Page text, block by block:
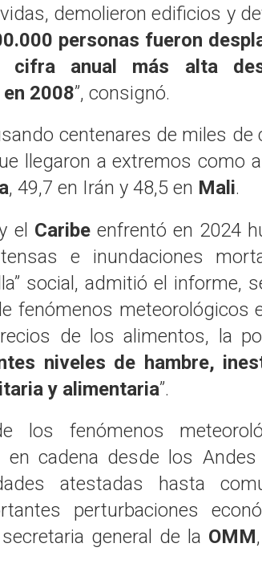
demolieron edificios y
personas fueron
cifra anual más alta
2008”, consignó.
centenares de miles de
llegaron a extremos como
, 49,7 en Irán y 48,5 en Mali.
el Caribeenfrentó en 2024
e inundaciones
social, admitió el informe,
fenómenos meteorológicos
de los alimentos, la
niveles de hambre,
y alimentaria”.
los fenómenos
en cadena desde los
atestadas hasta
perturbaciones
general de la OMM,